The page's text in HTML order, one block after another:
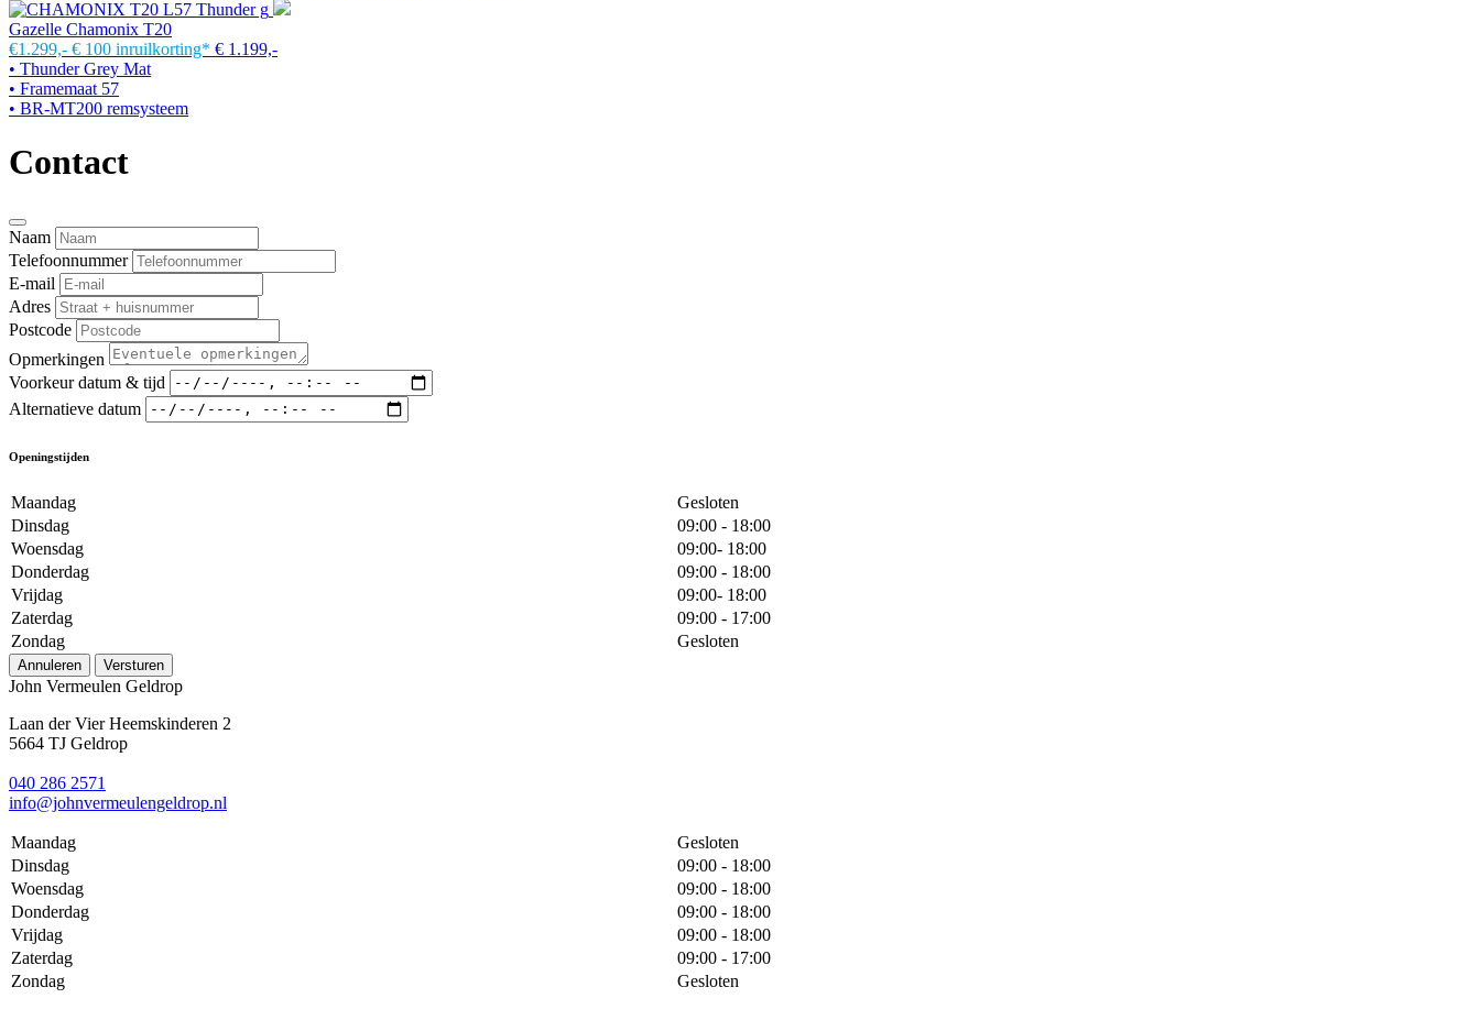
Gazelle Chamonix T20
€1.299,- € 100 inruilkorting* € 1.199,-
• Thunder Grey Mat
• Framemaat 57
• BR-MT200 remsysteem
Contact
Naam
Telefoonnummer
E-mail
Adres
Postcode
Opmerkingen
Voorkeur datum & tijd
Alternatieve datum
Openingstijden
Maandag
Gesloten
Dinsdag
09:00 - 18:00
Woensdag
09:00- 18:00
Donderdag
09:00 - 18:00
Vrijdag
09:00- 18:00
Zaterdag
09:00 - 17:00
Zondag
Gesloten
Annuleren Versturen
John Vermeulen Geldrop
Laan der Vier Heemskinderen 2
5664 TJ Geldrop
040 286 2571
info@johnvermeulengeldrop.nl
Maandag
Gesloten
Dinsdag
09:00 - 18:00
Woensdag
09:00 - 18:00
Donderdag
09:00 - 18:00
Vrijdag
09:00 - 18:00
Zaterdag
09:00 - 17:00
Zondag
Gesloten